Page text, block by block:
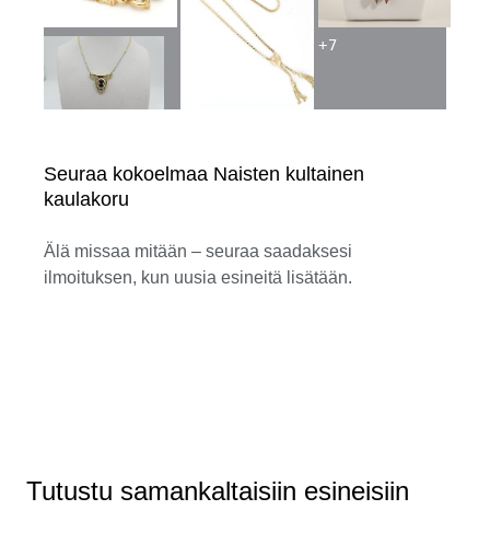
Seuraa kokoelmaa Naisten kultainen
kaulakoru
Älä missaa mitään – seuraa saadaksesi
ilmoituksen, kun uusia esineitä lisätään.
+7
Tutustu samankaltaisiin esineisiin